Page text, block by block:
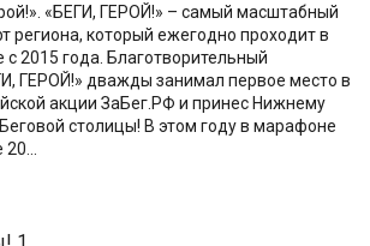
«БЕГИ, ГЕРОЙ!» – самый масштабный
региона, который ежегодно проходит в
2015 года. Благотворительный
ГЕРОЙ!» дважды занимал первое место в
акции ЗаБег.РФ и принес Нижнему
столицы! В этом году в марафоне